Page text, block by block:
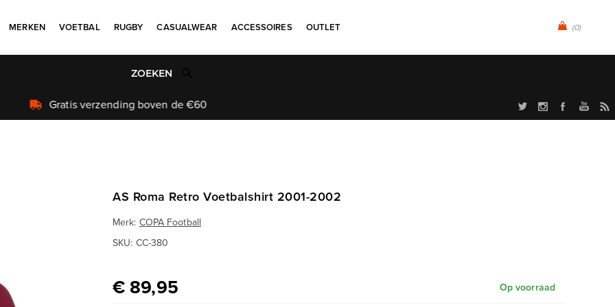
(0)
MERKEN VOETBAL RUGBY CASUALWEAR ACCESSOIRES OUTLET
Uniek aanbod
AS Roma Retro Voetbalshirt 2001-2002
Merk: COPA Football
SKU: CC-380
€ 89,95 Op voorraad